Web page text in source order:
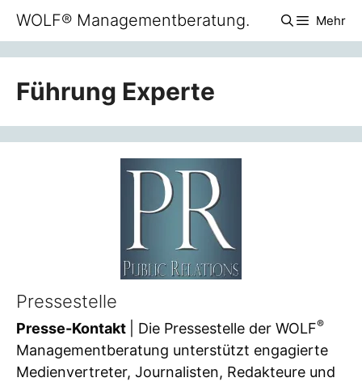
Zum
Inhalt
springen
WOLF® Managementberatung. Mehr
Führung Experte
Pressestelle
Presse-Kontakt | Die Pressestelle der WOLF®
Managementberatung unterstützt engagierte
Medienvertreter, Journalisten, Redakteure und